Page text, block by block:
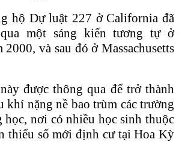
hộ Dự luật 227 ở California đã
một sáng kiến tương tự ở
và sau đó ở Massachusetts
được thông qua để trở thành
khí nặng nề bao trùm các trường
học, nơi có nhiều học sinh thuộc
thiểu số mới định cư tại Hoa Kỳ